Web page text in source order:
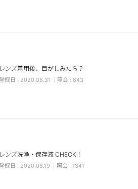
チョコ
レンズ着用後、目がしみたら？
2020.08.31 643
レンズ洗浄・保存液 CHECK！
2020.08.19 1341